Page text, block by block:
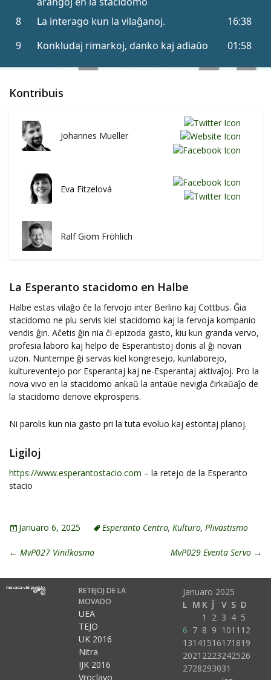
Kontribuis
Johannes Mueller
Eva Fitzelová
Ralf Giom Fröhlich
La Esperanto stacidomo en Halbe
Halbe estas vilaĝo ĉe la fervojo inter Berlino kaj Cottbus. Ĝia
stacidomo ne plu servis kiel stacidomo kaj la fervoja kompanio
vendis ĝin. Aĉetis ĝin nia ĉi-epizoda gasto, kiu kun granda vervo,
profesia laboro kaj helpo de Esperantistoj donis al ĝi novan
uzon. Nuntempe ĝi servas kiel kongresejo, kunlaborejo,
kultureventejo por Esperantaj kaj ne-Esperantaj aktivaĵoj. Pro la
nova vivo en la stacidomo ankaŭ la antaŭe nevigla ĉirkaŭaĵo de
la stacidomo denove ekprosperis.
Ni parolis kun nia gasto pri la tuta evoluo kaj estontaj planoj.
Ligiloj
https://www.esperantostacio.com – la retejo de la Esperanto
stacio
Januaro 6, 2025 Esperanto Centro, Kulturo, Plivastismo
← MvP027 Vinilkosmo MvP029 Eventa Servo →
RETEJOJ DE LA
MOVADO
UEA
TEJO
UK 2016
Nitra
IJK 2016
Vroclavo
Januaro 2025
L M K Ĵ V S D
1 2 3 4 5
6 7 8 9 1011 12
13141516171819
2021 2223242526
2728293031